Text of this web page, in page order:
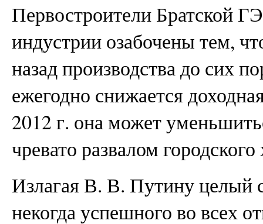
Первостроители Братской
индустрии озабочены тем,
назад производства до сих
ежегодно снижается
2012 г. она может
чревато развалом городского
Излагая В. В. Путину целый
некогда успешного во всех